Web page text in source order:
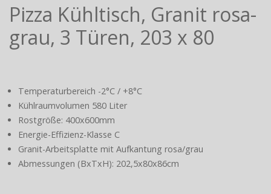
Pizza Kühltisch, Granit rosa-
grau, 3 Türen, 203 x 80
Temperaturbereich -2°C / +8°C
Kühlraumvolumen 580 Liter
Rostgröße: 400x600mm
Energie-Effizienz-Klasse C
Granit-Arbeitsplatte mit Aufkantung rosa/grau
Abmessungen (BxTxH): 202,5x80x86cm